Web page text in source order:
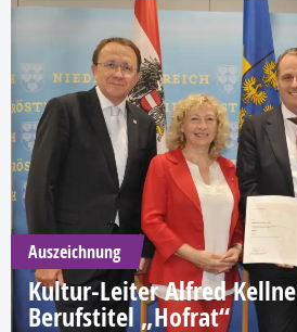
Auszeichnung
Kultur-Leiter Alfred
Berufstitel „Hofrat“